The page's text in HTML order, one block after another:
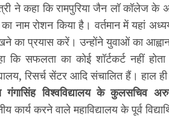
ने कहा कि रामपुरिया जैन लॉ कॉलेज के
नाम रोशन किया है। वर्तमान में यहां
का प्रयास करें। उन्होंने युवाओं का
कि सफलता का कोई शॉर्टकर्ट नहीं
रिसर्च सेंटर आदि संचालित हैं। हाल
गंगासिंह विश्वविद्यालय के कुलसचिव
कार्य करने वाले महाविद्यालय के पूर्व